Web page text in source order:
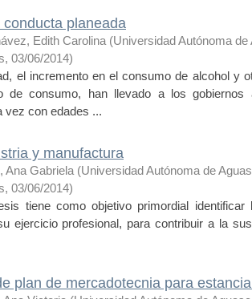
planeada
Edith Carolina (Universidad Autónoma
, 03/06/2014)
el incremento en el consumo de alcohol y
de consumo, han llevado a los gobiernos
vez con edades ...
y manufactura
Ana Gabriela (Universidad Autónoma de
, 03/06/2014)
tiene como objetivo primordial
ejercicio profesional, para contribuir a la
plan de mercadotecnia para